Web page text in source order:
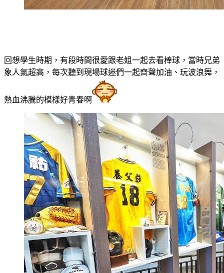
回想學生時期，有段時間很愛跟老姐一起去看棒球，當時兄弟
象人氣超高，每次聽到現場球迷們一起齊聲加油、玩波浪舞，
熱血沸騰的模樣好青春啊